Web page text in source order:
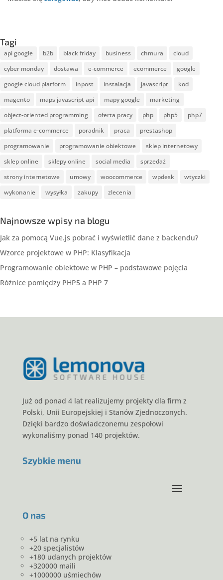
Tagi
api google b2b black friday business chmura
cloud
cyber monday
dostawa e-commerce ecommerce
google
google cloud platform
inpost instalacja javascript
kod
magento
maps javascript api mapy google
marketing
object-oriented programming
oferta pracy php php5
php7
platforma e-commerce
poradnik praca
prestashop
programowanie
programowanie obiektowe
sklep internetowy
sklep online
sklepy online social media
sprzedaż
strony internetowe
umowy woocommerce wpdesk
wtyczki
wykonanie
wysyłka zakupy zlecenia
Najnowsze wpisy na blogu
Jak za pomocą Vue.js pobrać i wyświetlić dane z backendu?
Wzorce projektowe w PHP: Klasyfikacja
Programowanie obiektowe w PHP – podstawowe pojęcia
Różnice pomiędzy PHP5 a PHP 7
Już od ponad 4 lat realizujemy projekty dla firm z
Polski, Unii Europejskiej i Stanów Zjednoczonych.
Dzięki bardzo doświadczonemu zespołowi
wykonaliśmy ponad 140 projektów.
Szybkie menu
O nas
+5 lat na rynku
+20 specjalistów
+180 udanych projektów
+320000 maili
+1000000 uśmiechów